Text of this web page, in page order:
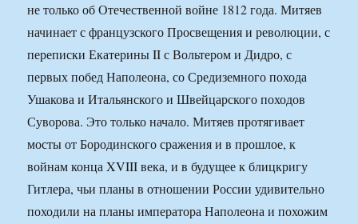
не только об Отечественной войне 1812 года. Митяев
начинает с французского Просвещения и революции, с
переписки Екатерины II с Вольтером и Дидро, с
первых побед Наполеона, со Средиземного похода
Ушакова и Итальянского и Швейцарского походов
Суворова. Это только начало. Митяев протягивает
мосты от Бородинского сражения и в прошлое, к
войнам конца XVIII века, и в будущее к блицкригу
Гитлера, чьи планы в отношении России удивительно
походили на планы императора Наполеона и похожим